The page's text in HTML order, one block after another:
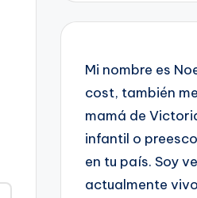
Mi nombre es
cost, también
mamá de
infantil o
en tu país. Soy
actualmente